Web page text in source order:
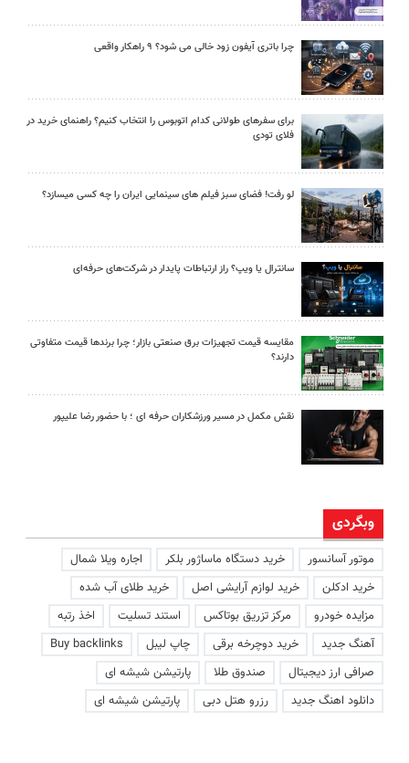
چرا باتری آیفون زود خالی می شود؟ ۹ راهکار واقعی
برای سفرهای طولانی کدام اتوبوس را انتخاب کنیم؟ راهنمای خرید در
فلای تودی
لو رفت! فضای سبز فیلم های سینمایی ایران را چه کسی میسازد؟
سانترال یا ویپ؟ راز ارتباطات پایدار در شرکت‌های حرفه‌ای
مقایسه قیمت تجهیزات برق صنعتی بازار؛ چرا برندها قیمت متفاوتی
دارند؟
نقش مکمل در مسیر ورزشکاران حرفه ای ؛ با حضور رضا علیپور
وبگردی
موتور آسانسور خرید دستگاه ماساژور بلکر
اجاره ویلا شمال
خرید ادکلن
خرید لوازم آرایشی اصل
خرید طلای آب شده
مزایده خودرو
مرکز تزریق بوتاکس استند تسلیت
اخذ رتبه
آهنگ جدید
خرید دوچرخه برقی چاپ لیبل
Buy backlinks
صرافی ارز دیجیتال
صندوق طلا
پارتیشن شیشه ای
دانلود اهنگ جدید
رزرو هتل دبی پارتیشن شیشه ای